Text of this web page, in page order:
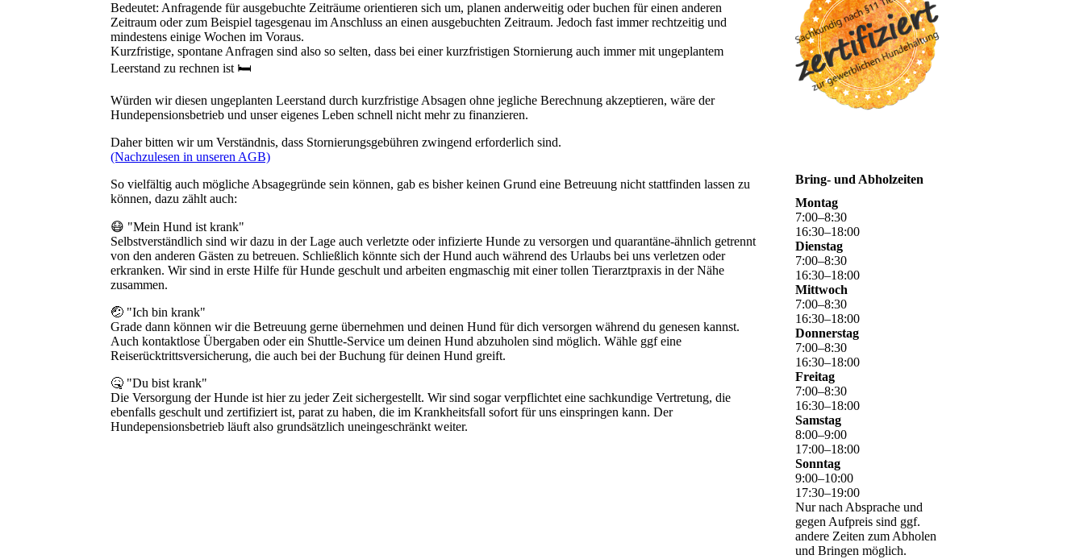
Bedeutet: Anfragende für ausgebuchte Zeiträume orientieren sich um, planen anderweitig oder buchen für einen anderen
Zeitraum oder zum Beispiel tagesgenau im Anschluss an einen ausgebuchten Zeitraum. Jedoch fast immer rechtzeitig und
mindestens einige Wochen im Voraus.
Kurzfristige, spontane Anfragen sind also so selten, dass bei einer kurzfristigen Stornierung auch immer mit ungeplantem
Leerstand zu rechnen ist 🛏️
Würden wir diesen ungeplanten Leerstand durch kurzfristige Absagen ohne jegliche Berechnung akzeptieren, wäre der
Hundepensionsbetrieb und unser eigenes Leben schnell nicht mehr zu finanzieren.
Daher bitten wir um Verständnis, dass Stornierungsgebühren zwingend erforderlich sind.
(Nachzulesen in unseren AGB)
So vielfältig auch mögliche Absagegründe sein können, gab es bisher keinen Grund eine Betreuung nicht stattfinden lassen zu
können, dazu zählt auch:
😷 "Mein Hund ist krank"
Selbstverständlich sind wir dazu in der Lage auch verletzte oder infizierte Hunde zu versorgen und quarantäne-ähnlich getrennt
von den anderen Gästen zu betreuen. Schließlich könnte sich der Hund auch während des Urlaubs bei uns verletzen oder
erkranken. Wir sind in erste Hilfe für Hunde geschult und arbeiten engmaschig mit einer tollen Tierarztpraxis in der Nähe
zusammen.
🤕 "Ich bin krank"
Grade dann können wir die Betreuung gerne übernehmen und deinen Hund für dich versorgen während du genesen kannst.
Auch kontaktlose Übergaben oder ein Shuttle-Service um deinen Hund abzuholen sind möglich. Wähle ggf eine
Reiserücktrittsversicherung, die auch bei der Buchung für deinen Hund greift.
🤒 "Du bist krank"
Die Versorgung der Hunde ist hier zu jeder Zeit sichergestellt. Wir sind sogar verpflichtet eine sachkundige Vertretung, die
ebenfalls geschult und zertifiziert ist, parat zu haben, die im Krankheitsfall sofort für uns einspringen kann. Der
Hundepensionsbetrieb läuft also grundsätzlich uneingeschränkt weiter.
Bring- und Abholzeiten
Montag
7:00–8:30
16:30–18:00
Dienstag
7:00–8:30
16:30–18:00
Mittwoch
7:00–8:30
16:30–18:00
Donnerstag
7:00–8:30
16:30–18:00
Freitag
7:00–8:30
16:30–18:00
Samstag
8:00–9:00
17:00–18:00
Sonntag
9:00–10:00
17:30–19:00
Nur nach Absprache und
gegen Aufpreis sind ggf.
andere Zeiten zum Abholen
und Bringen möglich.